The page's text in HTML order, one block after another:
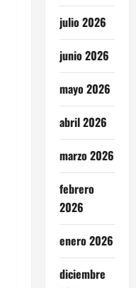
julio 2026
junio 2026
mayo 2026
abril 2026
marzo 2026
febrero
2026
enero 2026
diciembre